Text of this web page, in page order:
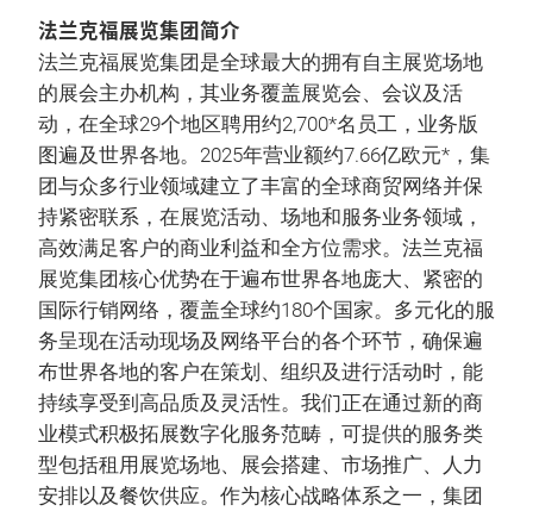
法兰克福展览集团简介
法兰克福展览集团是全球最大的拥有自主展览场地
的展会主办机构，其业务覆盖展览会、会议及活
动，在全球29个地区聘用约2,700*名员工，业务版
图遍及世界各地。2025年营业额约7.66亿欧元*，集
团与众多行业领域建立了丰富的全球商贸网络并保
持紧密联系，在展览活动、场地和服务业务领域，
高效满足客户的商业利益和全方位需求。法兰克福
展览集团核心优势在于遍布世界各地庞大、紧密的
国际行销网络，覆盖全球约180个国家。多元化的服
务呈现在活动现场及网络平台的各个环节，确保遍
布世界各地的客户在策划、组织及进行活动时，能
持续享受到高品质及灵活性。我们正在通过新的商
业模式积极拓展数字化服务范畴，可提供的服务类
型包括租用展览场地、展会搭建、市场推广、人力
安排以及餐饮供应。作为核心战略体系之一，集团